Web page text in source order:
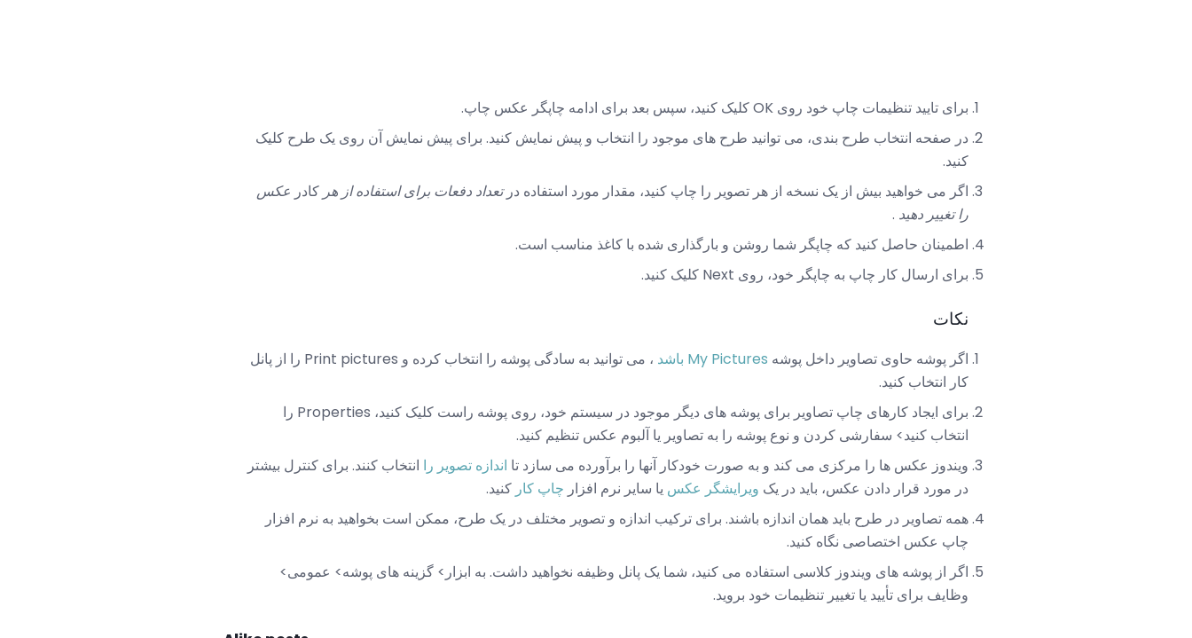
برای تایید تنظیمات چاپ خود روی OK کلیک کنید، سپس بعد برای ادامه چاپگر عکس چاپ.
در صفحه انتخاب طرح بندی، می توانید طرح های موجود را انتخاب و پیش نمایش کنید. برای پیش نمایش آن روی یک طرح کلیک
کنید.
اگر می خواهید بیش از یک نسخه از هر تصویر را چاپ کنید، مقدار مورد استفاده درتعداد دفعات برای استفاده از هر کادر عکس
را تغییر دهید .
اطمینان حاصل کنید که چاپگر شما روشن و بارگذاری شده با کاغذ مناسب است.
برای ارسال کار چاپ به چاپگر خود، روی Next کلیک کنید.
نکات
اگر پوشه حاوی تصاویر داخل پوشه My Pictures باشد
، می توانید به سادگی پوشه را انتخاب کرده و Print pictures را از پانل
کار انتخاب کنید.
برای ایجاد کارهای چاپ تصاویر برای پوشه های دیگر موجود در سیستم خود، روی پوشه راست کلیک کنید، Properties را
انتخاب کنید> سفارشی کردن و نوع پوشه را به تصاویر یا آلبوم عکس تنظیم کنید.
ویندوز عکس ها را مرکزی می کند و به صورت خودکار آنها را برآورده می سازد تا اندازه تصویر را انتخاب کنند. برای کنترل بیشتر
در مورد قرار دادن عکس، باید در یک ویرایشگر عکس یا سایر نرم افزار چاپ کار کنید.
همه تصاویر در طرح باید همان اندازه باشند. برای ترکیب اندازه و تصویر مختلف در یک طرح، ممکن است بخواهید به نرم افزار
چاپ عکس اختصاصی نگاه کنید.
اگر از پوشه های ویندوز کلاسی استفاده می کنید، شما یک پانل وظیفه نخواهید داشت. به ابزار> گزینه های پوشه> عمومی>
وظایف برای تأیید یا تغییر تنظیمات خود بروید.